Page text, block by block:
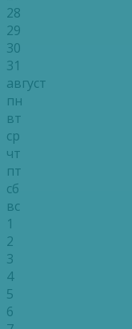
28
29
30
31
август
пн
вт
ср
чт
пт
сб
вс
1
2
3
4
5
6